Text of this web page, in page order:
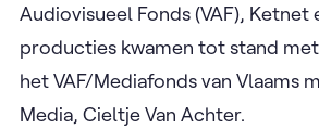
Audiovisueel Fonds (VAF), Ketnet
producties kwamen tot stand
het VAF/Mediafonds van Vlaams
Media, Cieltje Van Achter.